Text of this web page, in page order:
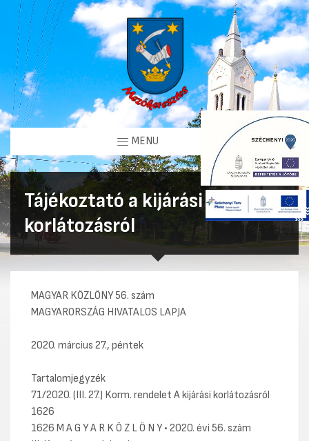
MENU
Tájékoztató a kijárási
korlátozásról
MAGYAR KÖZLÖNY 56. szám
MAGYARORSZÁG HIVATALOS LAPJA
2020. március 27., péntek
Tartalomjegyzék
71/2020. (III. 27.) Korm. rendelet A kijárási korlátozásról
1626
1626 M A G Y A R K Ö Z L Ö N Y • 2020. évi 56. szám